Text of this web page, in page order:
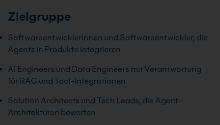
Zielgruppe
Softwareentwicklerinnen und Softwareentwickler, die
Agents in Produkte integrieren
AI Engineers und Data Engineers mit Verantwortung
für RAG und Tool-Integrationen
Solution Architects und Tech Leads, die Agent-
Architekturen bewerten